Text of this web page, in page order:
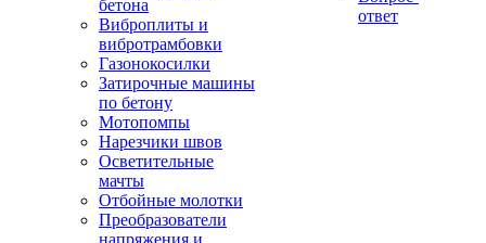
бетона
Виброплиты и
вибротрамбовки
Газонокосилки
Затирочные машины
по бетону
Мотопомпы
Нарезчики швов
Осветительные
мачты
Отбойные молотки
Преобразователи
напряжения и
ответ